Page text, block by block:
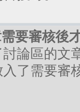
要審核後
論區的文
了需要審